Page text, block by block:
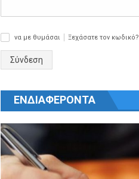
να με θυμάσαι Ξεχάσατε τον κωδικό?
Σύνδεση
ΕΝΔΙΑΦΕΡΟΝΤΑ